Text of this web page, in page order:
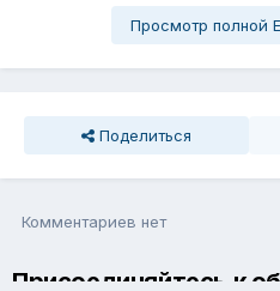
Просмотр полной
Поделиться
Комментариев нет
Присоединяйтесь к